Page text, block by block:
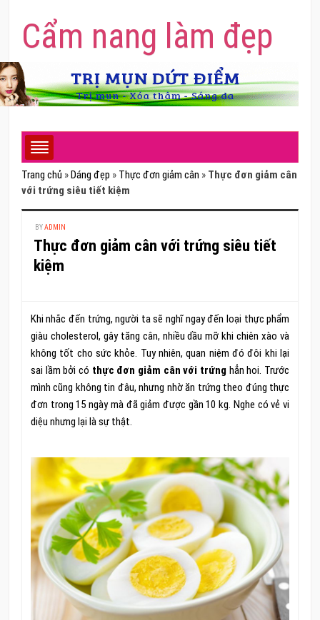
Cẩm nang làm đẹp
Trang chủ » Dáng đẹp » Thực đơn giảm cân » Thực đơn giảm cân
với trứng siêu tiết kiệm
BYADMIN
Thực đơn giảm cân với trứng siêu tiết
kiệm
Khi nhắc đến trứng, người ta sẽ nghĩ ngay đến loại thực phẩm
giàu cholesterol, gây tăng cân, nhiều dầu mỡ khi chiên xào và
không tốt cho sức khỏe. Tuy nhiên, quan niệm đó đôi khi lại
sai lầm bởi có thực đơn giảm cân với trứng hẳn hoi. Trước
mình cũng không tin đâu, nhưng nhờ ăn trứng theo đúng thực
đơn trong 15 ngày mà đã giảm được gần 10 kg. Nghe có vẻ vi
diệu nhưng lại là sự thật.